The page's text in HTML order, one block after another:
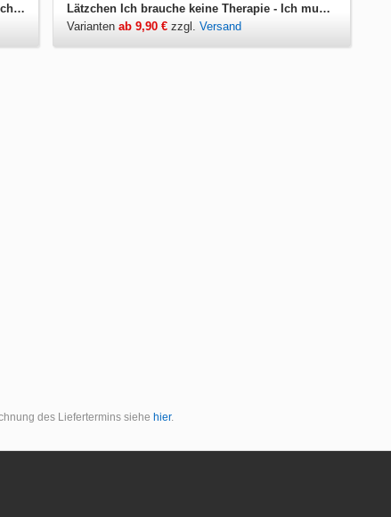
Kinder T-Shirt Ich brauche keine Therapie - Ich muss nur zu meiner Mama
Lätzchen Ich brauche keine Therapie - Ich muss nur zu meiner Mama
Variantenab 9,90 € zzgl.Versand
des Liefertermins siehe hier.